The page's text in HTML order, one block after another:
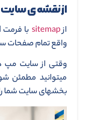
از نقشه ی سایت
ازsitemap
واقع تمام صفحات
وقتی از سایت مپ
میتوانید مطمئن
بخشهای سایت شما